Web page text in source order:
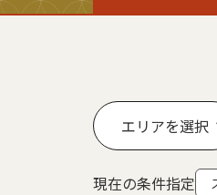
エリアを選択
現在の条件指定